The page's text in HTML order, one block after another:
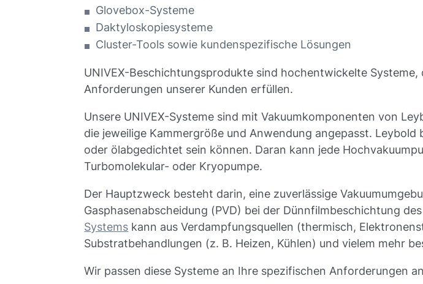
Glovebox-Systeme
Daktyloskopiesysteme
Cluster-Tools sowie kundenspezifische Lösungen
UNIVEX-Beschichtungsprodukte sind hochentwickelte
Anforderungen unserer Kunden erfüllen.
Unsere UNIVEX-Systeme sind mit Vakuumkomponenten von
die jeweilige Kammergröße und Anwendung angepasst.
oder ölabgedichtet sein können. Daran kann jede
Turbomolekular- oder Kryopumpe.
Der Hauptzweck besteht darin, eine zuverlässige
Gasphasenabscheidung (PVD) bei der Dünnfilmbeschichtung
Systems kann aus Verdampfungsquellen (thermisch,
Substratbehandlungen (z. B. Heizen, Kühlen) und vielem mehr
Wir passen diese Systeme an Ihre spezifischen Anforderungen